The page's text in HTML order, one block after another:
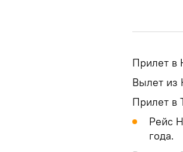
Прилет в
Вылет из
Прилет в
Рейс
года.